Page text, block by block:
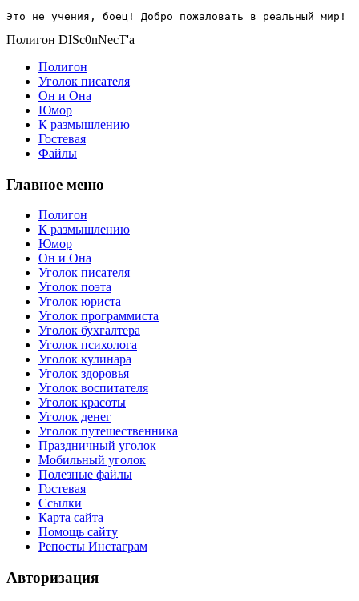
Это не учения, боец! Добро пожаловать в реальный мир!
Полигон DISc0nNecT'a
Полигон
Уголок писателя
Он и Она
Юмор
К размышлению
Гостевая
Файлы
Главное меню
Полигон
К размышлению
Юмор
Он и Она
Уголок писателя
Уголок поэта
Уголок юриста
Уголок программиста
Уголок бухгалтера
Уголок психолога
Уголок кулинара
Уголок здоровья
Уголок воспитателя
Уголок красоты
Уголок денег
Уголок путешественника
Праздничный уголок
Мобильный уголок
Полезные файлы
Гостевая
Ссылки
Карта сайта
Помощь сайту
Репосты Инстаграм
Авторизация